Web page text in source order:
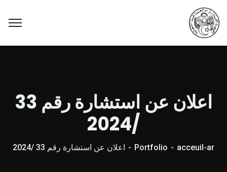
اعلان عن استشارة رقم 33
/2024
acceuil-ar
Portfolio اعلان عن استشارة رقم 33 /2024